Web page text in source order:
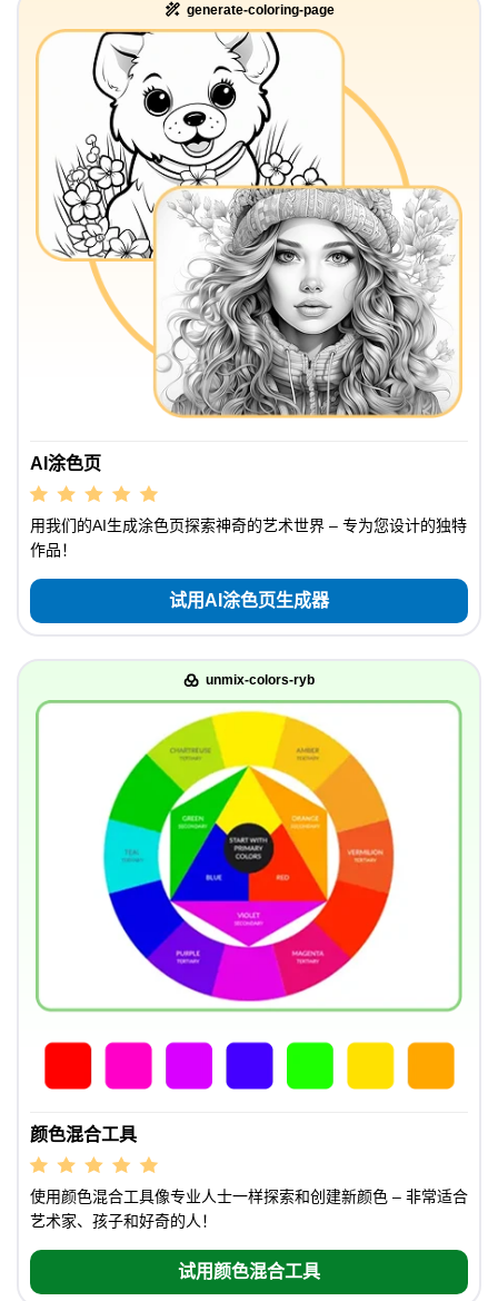
generate-coloring-page
AI涂色页
用我们的AI生成涂色页探索神奇的艺术世界 – 专为您设计的独特
作品！
试用AI涂色页生成器
unmix-colors-ryb
颜色混合工具
使用颜色混合工具像专业人士一样探索和创建新颜色 – 非常适合
艺术家、孩子和好奇的人！
试用颜色混合工具